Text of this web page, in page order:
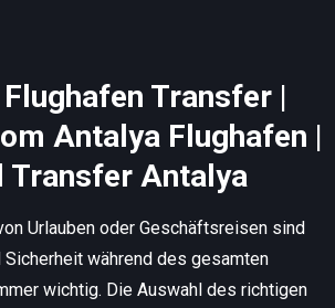
Transfer |
Antalya Flughafen |
Transfer Antalya
Urlauben oder Geschäftsreisen sind
Sicherheit während des gesamten
wichtig. Die Auswahl des richtigen